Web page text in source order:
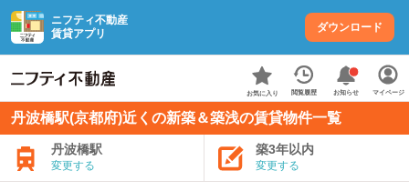
ニフティ不動産
賃貸アプリ
ダウンロード
お気に入り 閲覧履歴 お知らせ マイページ
丹波橋駅(京都府)近くの新築＆築浅の賃貸物件一覧
丹波橋駅
変更する
築3年以内
変更する